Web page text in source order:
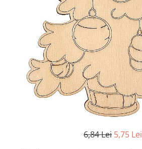
Mijloace de transport
Seturi figurine diverse
Forme vintage
Ornamente si scrapbooking
Scrapbooking
Placute
Rame foto
Suporturi decoupage, placute
6,84 Lei 5,75 Lei